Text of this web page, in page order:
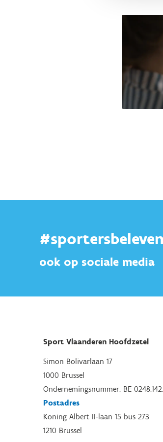
ook op sociale media
Sport Vlaanderen Hoofdzetel
Simon Bolivarlaan 17
1000 Brussel
Ondernemingsnummer: BE
Postadres
Koning Albert II-laan 15 bus 273
1210 Brussel